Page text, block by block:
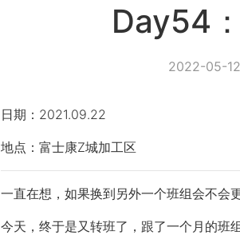
Day54
2022-05-
日期：2021.09.22
地点：富士康Z城加工区
一直在想，如果换到另外一个班组会不会
今天，终于是又转班了，跟了一个月的班